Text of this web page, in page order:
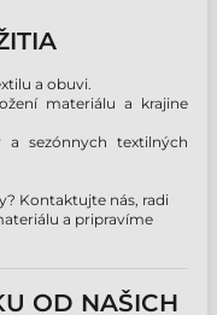
a obuvi.
materiálu a krajine
a sezónnych textilných
Kontaktujte nás, radi
a pripravíme
OD NAŠICH